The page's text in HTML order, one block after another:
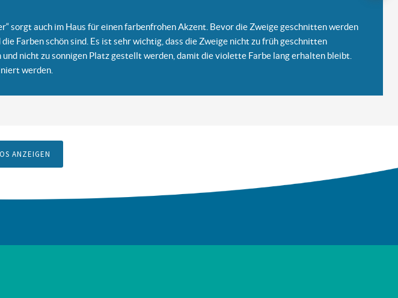
sorgt auch im Haus für einen farbenfrohen Akzent. Bevor die Zweige geschnitten werden
Farben schön sind. Es ist sehr wichtig, dass die Zweige nicht zu früh geschnitten
nicht zu sonnigen Platz gestellt werden, damit die violette Farbe lang erhalten bleibt.
werden.
ANZEIGEN